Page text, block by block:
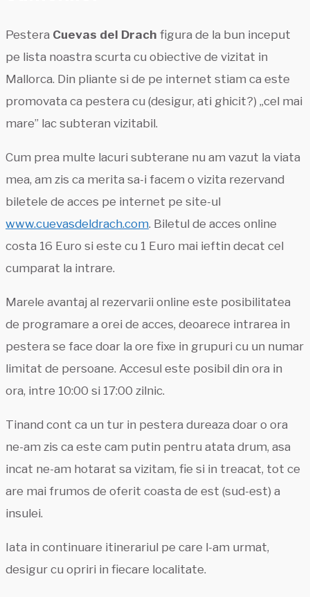
Pestera Cuevas del Drach figura de la bun inceput
pe lista noastra scurta cu obiective de vizitat in
Mallorca. Din pliante si de pe internet stiam ca este
promovata ca pestera cu (desigur, ati ghicit?) „cel mai
mare” lac subteran vizitabil.
Cum prea multe lacuri subterane nu am vazut la viata
mea, am zis ca merita sa-i facem o vizita rezervand
biletele de acces pe internet pe site-ul
www.cuevasdeldrach.com. Biletul de acces online
costa 16 Euro si este cu 1 Euro mai ieftin decat cel
cumparat la intrare.
Marele avantaj al rezervarii online este posibilitatea
de programare a orei de acces, deoarece intrarea in
pestera se face doar la ore fixe in grupuri cu un numar
limitat de persoane. Accesul este posibil din ora in
ora, intre 10:00 si 17:00 zilnic.
Tinand cont ca un tur in pestera dureaza doar o ora
ne-am zis ca este cam putin pentru atata drum, asa
incat ne-am hotarat sa vizitam, fie si in treacat, tot ce
are mai frumos de oferit coasta de est (sud-est) a
insulei.
Iata in continuare itinerariul pe care l-am urmat,
desigur cu opriri in fiecare localitate.